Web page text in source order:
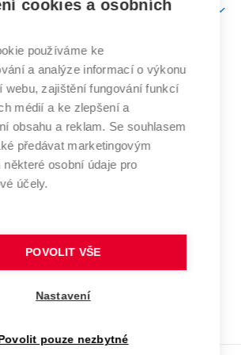
rada
výzkumu
fondů
/ ContriBUTe
údajů
odkaz)
učení
technické
Brně
V BRNĚ
www.vut.cz
vut@vutbr.cz
cookies a osobních
používáme ke
a analýze informací o výkonu
webu, zajištění fungování funkcí
médií a ke zlepšení a
obsahu a reklam. Se souhlasem
předávat marketingovým
některé osobní údaje pro
účely.
POVOLIT VŠE
Nastavení
Povolit pouze nezbytné